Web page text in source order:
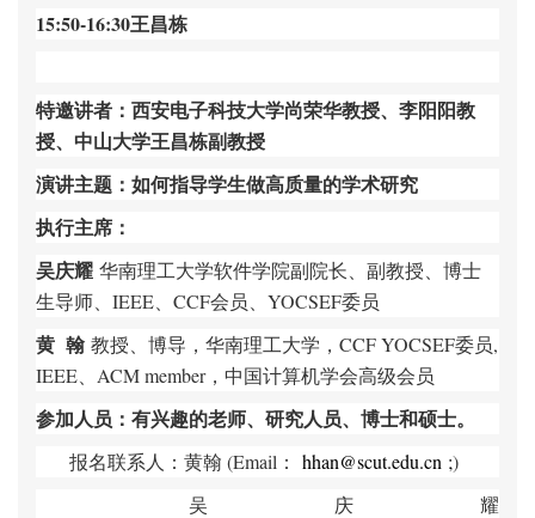
15:50-16:30王昌栋
特邀讲者：西安电子科技大学尚荣华教授、李阳阳教
授、中山大学王昌栋副教授
演讲主题：如何指导学生做高质量的学术研究
执行主席：
吴庆耀 华南理工大学软件学院副院长、副教授、博士
生导师、IEEE、CCF会员、YOCSEF委员
黄 翰 教授、博导，华南理工大学，CCF YOCSEF委员,
IEEE、ACM member，中国计算机学会高级会员
参加人员：有兴趣的老师、研究人员、博士和硕士。
报名联系人：黄翰 (Email： hhan@scut.edu.cn ;)
吴庆耀